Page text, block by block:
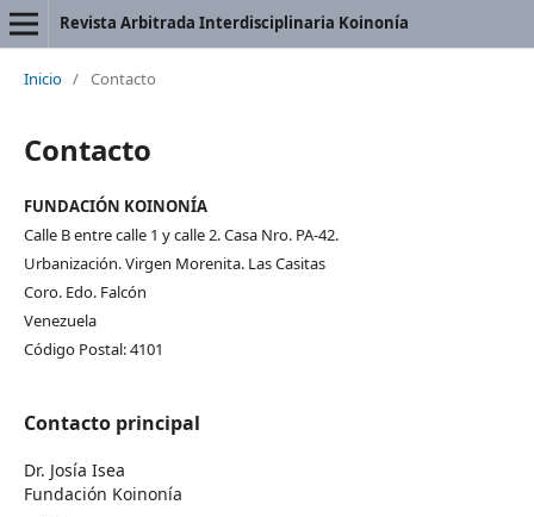
Revista Arbitrada Interdisciplinaria Koinonía
Inicio / Contacto
Contacto
FUNDACIÓN KOINONÍA
Calle B entre calle 1 y calle 2. Casa Nro. PA-42.
Urbanización. Virgen Morenita. Las Casitas
Coro. Edo. Falcón
Venezuela
Código Postal: 4101
Contacto principal
Dr. Josía Isea
Fundación Koinonía